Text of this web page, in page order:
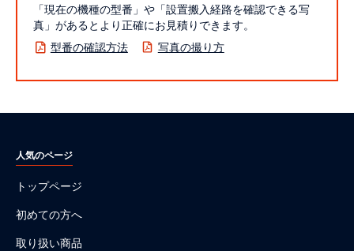
「現在の機種の型番」や「設置搬入経路を確認できる写
真」があるとより正確にお見積りできます。
型番の確認方法
写真の撮り方
人気のページ
トップページ
初めての方へ
取り扱い商品